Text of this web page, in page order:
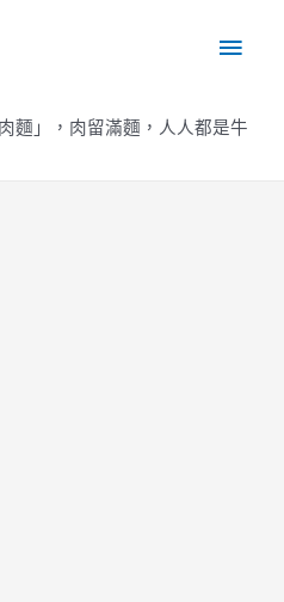
主
麵」，肉留滿麵，人人都是牛